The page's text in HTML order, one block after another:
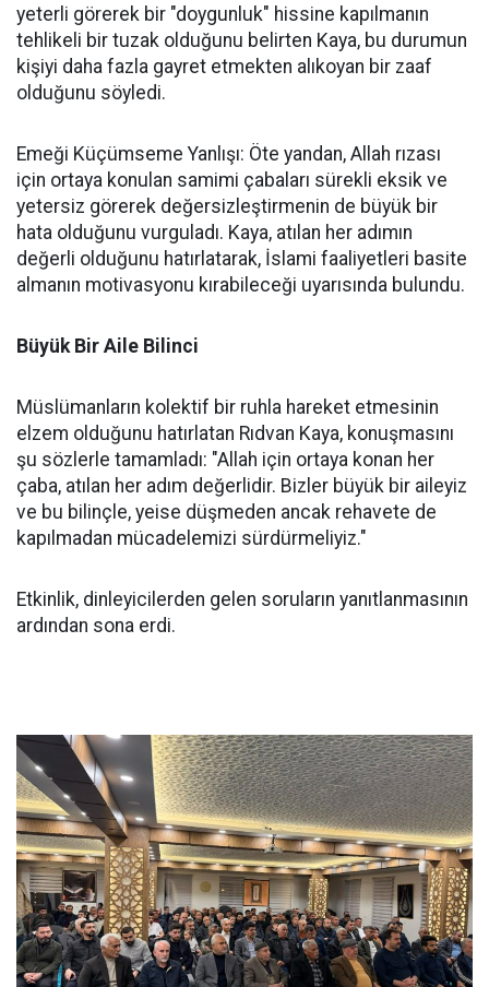
yeterli görerek bir "doygunluk" hissine kapılmanın
tehlikeli bir tuzak olduğunu belirten Kaya, bu durumun
kişiyi daha fazla gayret etmekten alıkoyan bir zaaf
olduğunu söyledi.
Emeği Küçümseme Yanlışı: Öte yandan, Allah rızası
için ortaya konulan samimi çabaları sürekli eksik ve
yetersiz görerek değersizleştirmenin de büyük bir
hata olduğunu vurguladı. Kaya, atılan her adımın
değerli olduğunu hatırlatarak, İslami faaliyetleri basite
almanın motivasyonu kırabileceği uyarısında bulundu.
Büyük Bir Aile Bilinci
Müslümanların kolektif bir ruhla hareket etmesinin
elzem olduğunu hatırlatan Rıdvan Kaya, konuşmasını
şu sözlerle tamamladı: "Allah için ortaya konan her
çaba, atılan her adım değerlidir. Bizler büyük bir aileyiz
ve bu bilinçle, yeise düşmeden ancak rehavete de
kapılmadan mücadelemizi sürdürmeliyiz."
Etkinlik, dinleyicilerden gelen soruların yanıtlanmasının
ardından sona erdi.